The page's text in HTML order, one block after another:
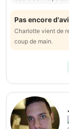
Pas encore
Charlotte vient de
coup de main.